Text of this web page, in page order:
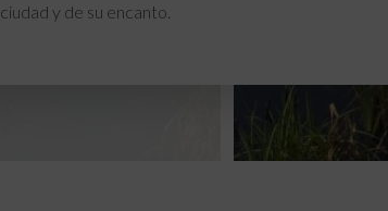
ciudad y de su encanto.